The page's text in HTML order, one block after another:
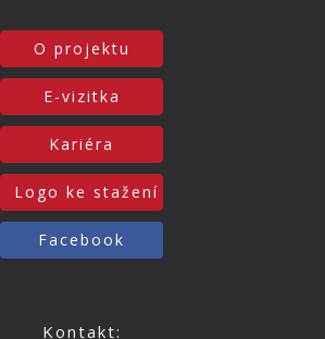
O projektu
E-vizitka
Kariéra
Logo ke stažení
Facebook
Kontakt: